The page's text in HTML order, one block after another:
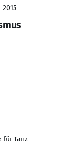
2015
für Tanz